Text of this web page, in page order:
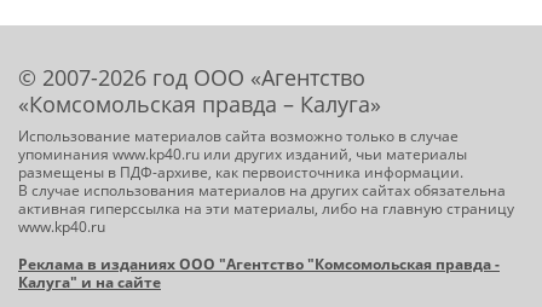
© 2007-2026 год ООО «Агентство
«Комсомольская правда – Калуга»
Использование материалов сайта возможно только в случае
упоминания www.kp40.ru или других изданий, чьи материалы
размещены в ПДФ-архиве, как первоисточника информации.
В случае использования материалов на других сайтах обязательна
активная гиперссылка на эти материалы, либо на главную страницу
www.kp40.ru
Реклама в изданиях ООО "Агентство "Комсомольская правда -
Калуга" и на сайте